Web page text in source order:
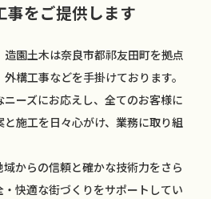
事をご提供します
園土木は奈良市都祁友田町を拠点
構工事などを手掛けております。
ーズにお応えし、全てのお客様に
施工を日々心がけ、業務に取り組
からの信頼と確かな技術力をさら
快適な街づくりをサポートしてい